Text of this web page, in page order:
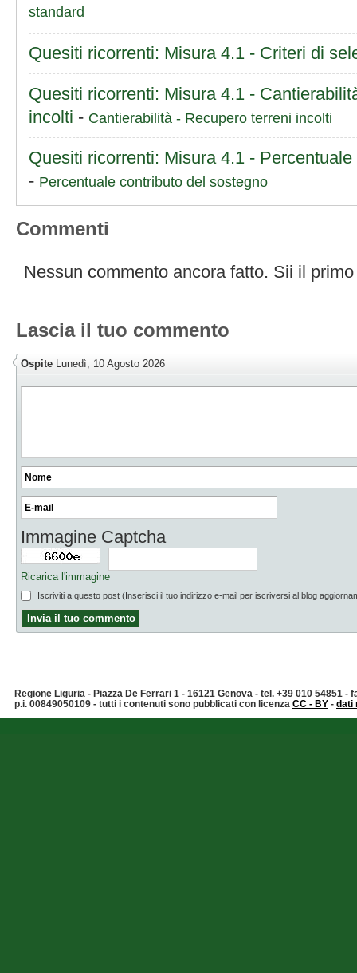
standard
Quesiti ricorrenti: Misura 4.1 - Criteri di
Quesiti ricorrenti: Misura 4.1 -
incolti - Cantierabilità - Recupero terreni incolti
Quesiti ricorrenti: Misura 4.1 -
- Percentuale contributo del sostegno
Commenti
Nessun commento ancora fatto. Sii il
Lascia il tuo commento
Ospite Lunedì, 10 Agosto 2026
Immagine Captcha
Ricarica l'immagine
Iscriviti a questo post (Inserisci il tuo indirizzo e-mail per iscriversi al blog
Regione Liguria - Piazza De Ferrari 1 - 16121 Genova - tel. +39 010 54851 -
p.i. 00849050109 - tutti i contenuti sono pubblicati con licenza CC - BY - dati